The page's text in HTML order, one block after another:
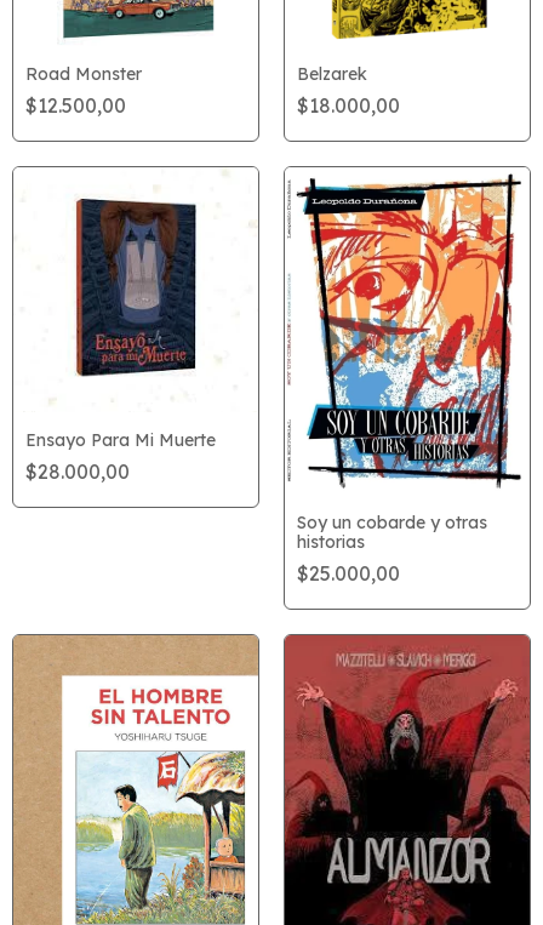
Road Monster
$12.500,00
Belzarek
$18.000,00
Ensayo Para Mi Muerte
$28.000,00
Soy un cobarde y otras
historias
$25.000,00